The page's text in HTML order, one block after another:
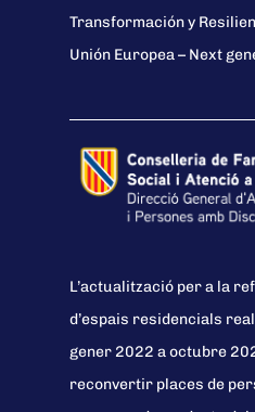
Transformación y
Unión Europea – Next
L’actualització per a la
d’espais residencials
gener 2022 a octubre
reconvertir places de